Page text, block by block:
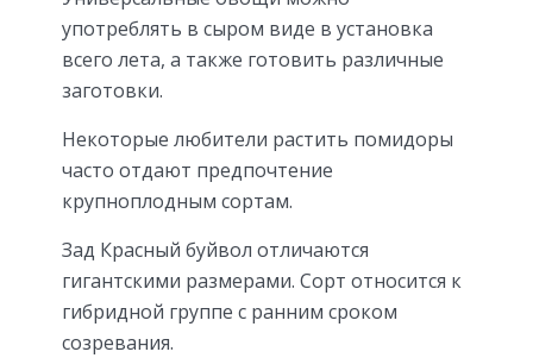
употреблять в сыром виде в установка
всего лета, а также готовить различные
заготовки.
Некоторые любители растить помидоры
часто отдают предпочтение
крупноплодным сортам.
Зад Красный буйвол отличаются
гигантскими размерами. Сорт относится к
гибридной группе с ранним сроком
созревания.